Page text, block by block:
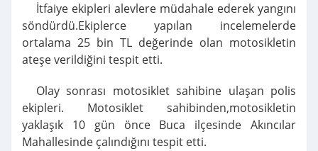
İtfaiye ekipleri alevlere müdahale ederek yangını
söndürdü.Ekiplerce yapılan incelemelerde
ortalama 25 bin TL değerinde olan motosikletin
ateşe verildiğini tespit etti.
Olay sonrası motosiklet sahibine ulaşan polis
ekipleri. Motosiklet sahibinden,motosikletin
yaklaşık 10 gün önce Buca ilçesinde Akıncılar
Mahallesinde çalındığını tespit etti.